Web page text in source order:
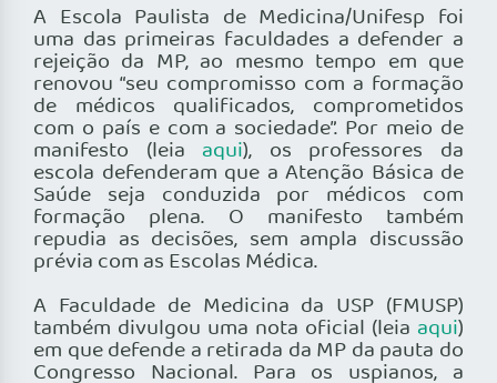
A Escola Paulista de Medicina/Unifesp foi
uma das primeiras faculdades a defender a
rejeição da MP, ao mesmo tempo em que
renovou “seu compromisso com a formação
de médicos qualificados, comprometidos
com o país e com a sociedade”. Por meio de
manifesto (leiaaqui), os professores da
escola defenderam que a Atenção Básica de
Saúde seja conduzida por médicos com
formação plena. O manifesto também
repudia as decisões, sem ampla discussão
prévia com as Escolas Médica.
A Faculdade de Medicina da USP (FMUSP)
também divulgou uma nota oficial (leia aqui)
em que defende a retirada da MP da pauta do
Congresso Nacional. Para os uspianos, a